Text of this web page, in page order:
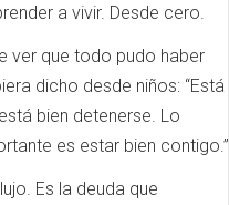
a vivir. Desde cero.
ver que todo pudo haber
dicho desde niños: “Está
bien detenerse. Lo
es estar bien contigo.”
Es la deuda que